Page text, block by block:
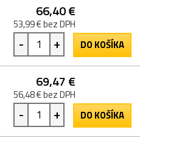
66,40 €
53,99 € bez DPH
- + DO KOŠÍKA
69,47 €
56,48 € bez DPH
- + DO KOŠÍKA